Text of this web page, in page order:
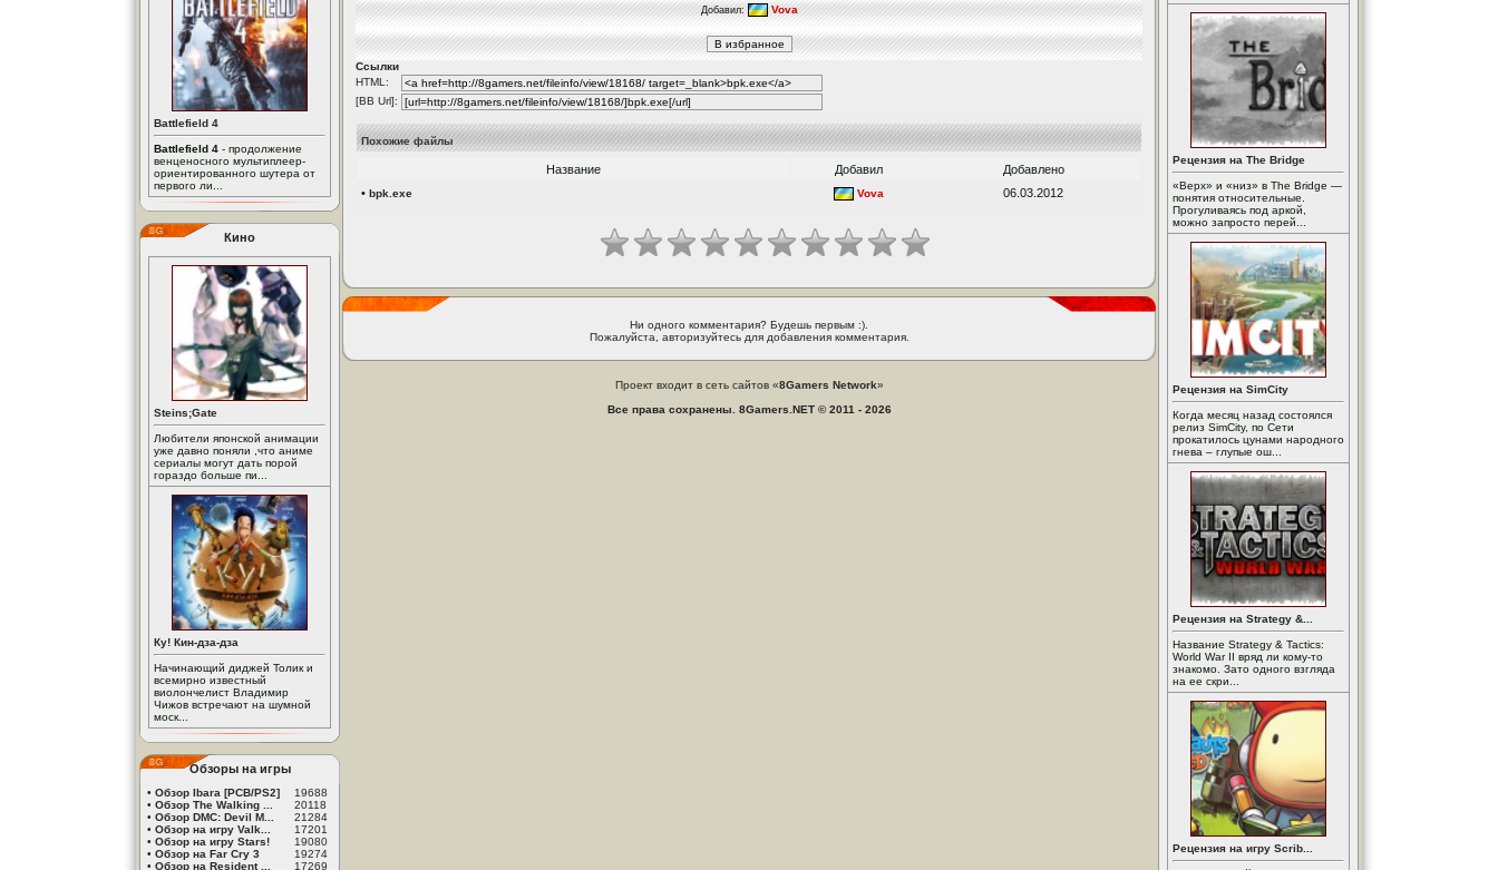
Battlefield 4
Battlefield 4 - продолжение
венценосного мультиплеер-
ориентированного шутера от
первого ли...
Кино
Steins;Gate
Любители японской анимации
уже давно поняли ,что аниме
сериалы могут дать порой
гораздо больше пи...
Ку! Кин-дза-дза
Начинающий диджей Толик и
всемирно известный
виолончелист Владимир
Чижов встречают на шумной
моск...
Обзоры на игры
• Обзор Ibara [PCB/PS2]
19688
• Обзор The Walking ...
20118
• Обзор DMC: Devil M...
21284
• Обзор на игру Valk...
17201
• Обзор на игру Stars!
19080
• Обзор на Far Cry 3
19274
• Обзор на Resident ... 17269
Добавил: Vova
Ссылки
HTML:
[BB Url]:
Похожие файлы
Название Добавил
Добавлено
• bpk.exe Vova 06.03.2012
Ни одного комментария? Будешь первым :).
Пожалуйста, авторизуйтесь для добавления комментария.
Проект входит в сеть сайтов «8Gamers Network»
Все права сохранены. 8Gamers.NET © 2011 - 2026
Рецензия на The Bridge
«Верх» и «низ» в The Bridge —
понятия относительные.
Прогуливаясь под аркой,
можно запросто перей...
Рецензия на SimCity
Когда месяц назад состоялся
релиз SimCity, по Сети
прокатилось цунами народного
гнева – глупые ош...
Рецензия на Strategy &...
Название Strategy & Tactics:
World War II вряд ли кому-то
знакомо. Зато одного взгляда
на ее скри...
Рецензия на игру Scrib...